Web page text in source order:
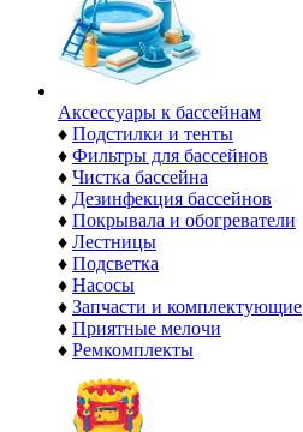
Аксессуары к бассейнам
♦ Подстилки и тенты
♦ Фильтры для бассейнов
♦ Чистка бассейна
♦ Дезинфекция бассейнов
♦ Покрывала и обогреватели
♦ Лестницы
♦ Подсветка
♦ Насосы
♦ Запчасти и комплектующие
♦ Приятные мелочи
♦ Ремкомплекты